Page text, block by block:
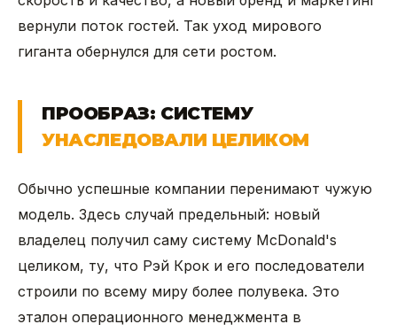
вернули поток гостей. Так уход мирового
гиганта обернулся для сети ростом.
ПРООБРАЗ: СИСТЕМУ
УНАСЛЕДОВАЛИ ЦЕЛИКОМ
Обычно успешные компании перенимают чужую
модель. Здесь случай предельный: новый
владелец получил саму систему McDonald's
целиком, ту, что Рэй Крок и его последователи
строили по всему миру более полувека. Это
эталон операционного менеджмента в